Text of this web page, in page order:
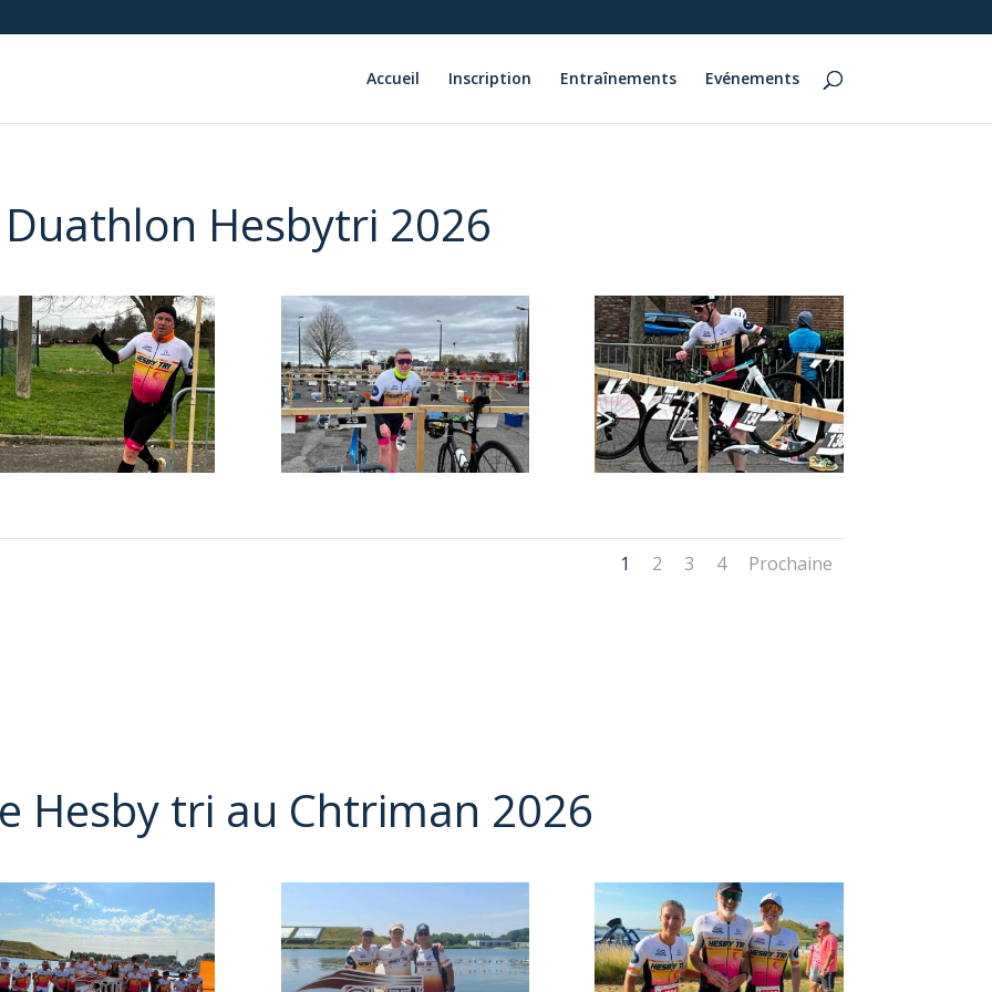
Accueil Inscription Entraînements Evénements
Duathlon Hesbytri 2026
1 2 3 4 Prochaine
Hesby tri au Chtriman 2026